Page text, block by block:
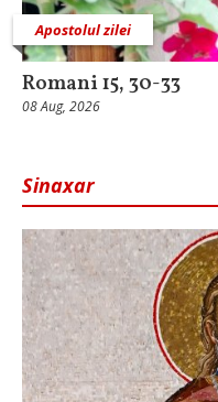
Apostolul zilei
Romani 15, 30-33
08 Aug, 2026
Sinaxar